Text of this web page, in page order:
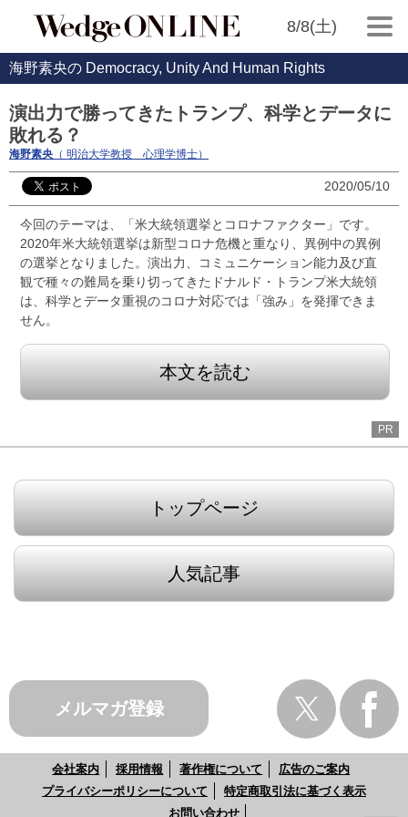
8/8(土)
海野素央の Democracy, Unity And Human Rights
演出力で勝ってきたトランプ、科学とデータに
敗れる？
海野素央 （ 明治大学教授 心理学博士）
2020/05/10
今回のテーマは、「米大統領選挙とコロナファクター」です。
2020年米大統領選挙は新型コロナ危機と重なり、異例中の異例
の選挙となりました。演出力、コミュニケーション能力及び直
観で種々の難局を乗り切ってきたドナルド・トランプ米大統領
は、科学とデータ重視のコロナ対応では「強み」を発揮できま
せん。
本文を読む
PR
トップページ
人気記事
メルマガ登録
会社案内 採用情報 著作権について
広告のご案内
プライバシーポリシーについて
特定商取引法に基づく表示
お問い合わせ